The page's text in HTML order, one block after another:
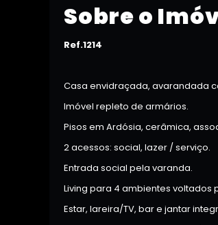
Sobre o
Ref.1214
Casa envidraçada, avarandada
Imóvel repleto de armários.
Pisos em Ardósia, cerâmica,
2 acessos: social, lazer / serviço.
Entrada social pela varanda.
Living para 4 ambientes voltados
Estar, lareira/TV, bar e jantar